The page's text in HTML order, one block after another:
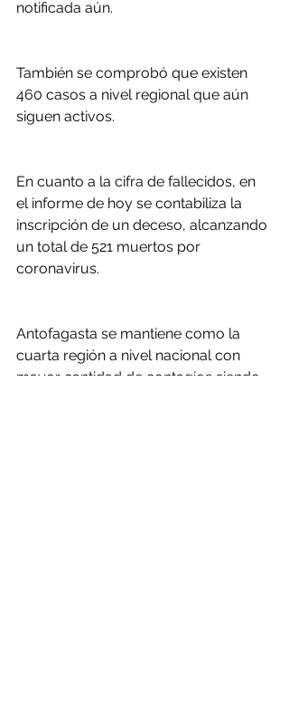
notificada aún.
También se comprobó que existen
460 casos a nivel regional que aún
siguen activos.
En cuanto a la cifra de fallecidos, en
el informe de hoy se contabiliza la
inscripción de un deceso, alcanzando
un total de 521 muertos por
coronavirus.
Antofagasta se mantiene como la
cuarta región a nivel nacional con
mayor cantidad de contagios siendo